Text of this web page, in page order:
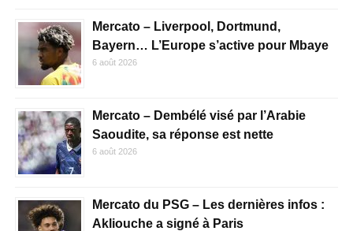
Mercato – Liverpool, Dortmund,
Bayern… L’Europe s’active pour Mbaye
6 août 2026
Mercato – Dembélé visé par l’Arabie
Saoudite, sa réponse est nette
6 août 2026
Mercato du PSG – Les dernières infos :
Akliouche a signé à Paris